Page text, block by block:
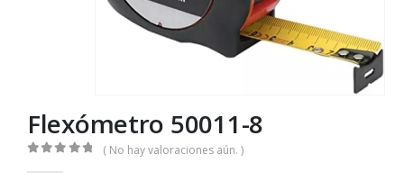
Flexómetro 50011-8
( No hay valoraciones aún. )